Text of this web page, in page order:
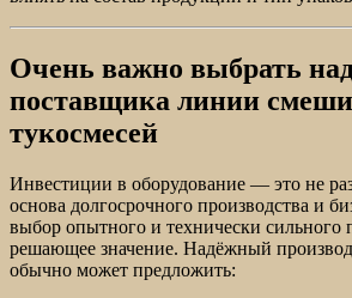
Очень важно выбрать
поставщика линии
тукосмесей
Инвестиции в оборудование — это не
основа долгосрочного производства и
выбор опытного и технически сильного
решающее значение. Надёжный
обычно может предложить: